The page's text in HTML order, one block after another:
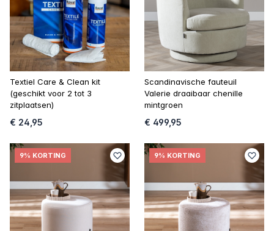
Textiel Care & Clean kit
(geschikt voor 2 tot 3
zitplaatsen)
€ 24,95
Scandinavische fauteuil
Valerie draaibaar chenille
mintgroen
€ 499,95
9% KORTING 9% KORTING